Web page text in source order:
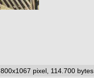
800x1067 pixel, 114.700 bytes